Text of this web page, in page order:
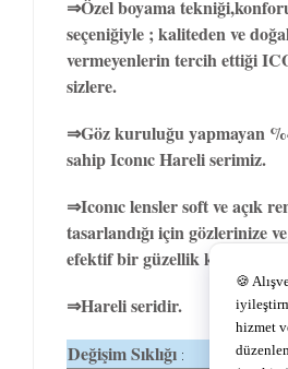
⇒Özel boyama
seçeniğiyle ; kaliteden ve
vermeyenlerin tercih ettiği
sizlere.
⇒Göz kuruluğu yapmayan
sahip Iconıc Hareli serimiz.
⇒Iconıc lensler soft ve açık
tasarlandığı için gözlerinize
efektif bir güzellik katar.
⇒Hareli seridir.
Değişim Sıklığı :
1-3